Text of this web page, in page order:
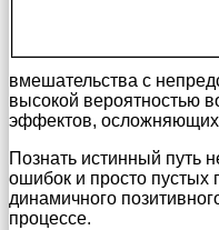
вмешательства с
высокой вероятностью
эффектов,
Познать истинный путь
ошибок и просто
динамичного
процессе.